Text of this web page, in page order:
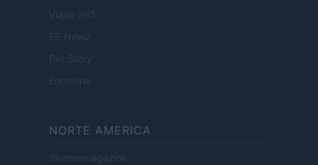
Viajar 365
ES Newz
Pet Story
Encocina
NORTE AMERICA
Womanmagazine